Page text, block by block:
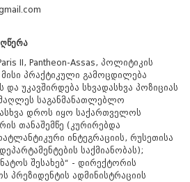
II, Pantheon-Assas, პოლიტიკის
მისი პრაქტიკული გამოცდილება
უკავშირდება სხვადასხვა პოზიციას
საგანმანათლებლო
დროს იყო საქართველოს
თანაშემწე (კურირებდა
ინტეგრაციის, რუსეთისა
საქმიანობას);
შესახებ“ - დირექტორის
ადმინისტრაციის